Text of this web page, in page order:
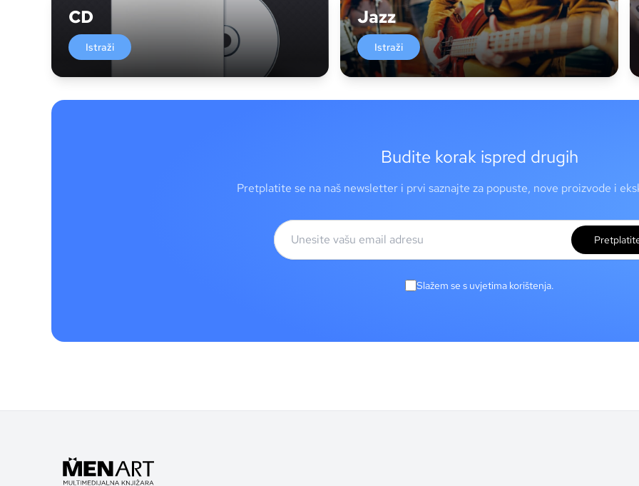
CD
Istraži
Jazz
Istraži
Budite korak ispred drugih
Pretplatite se na naš newsletter i prvi saznajte za popuste, nove proizvode i
Slažem se s uvjetima korištenja.